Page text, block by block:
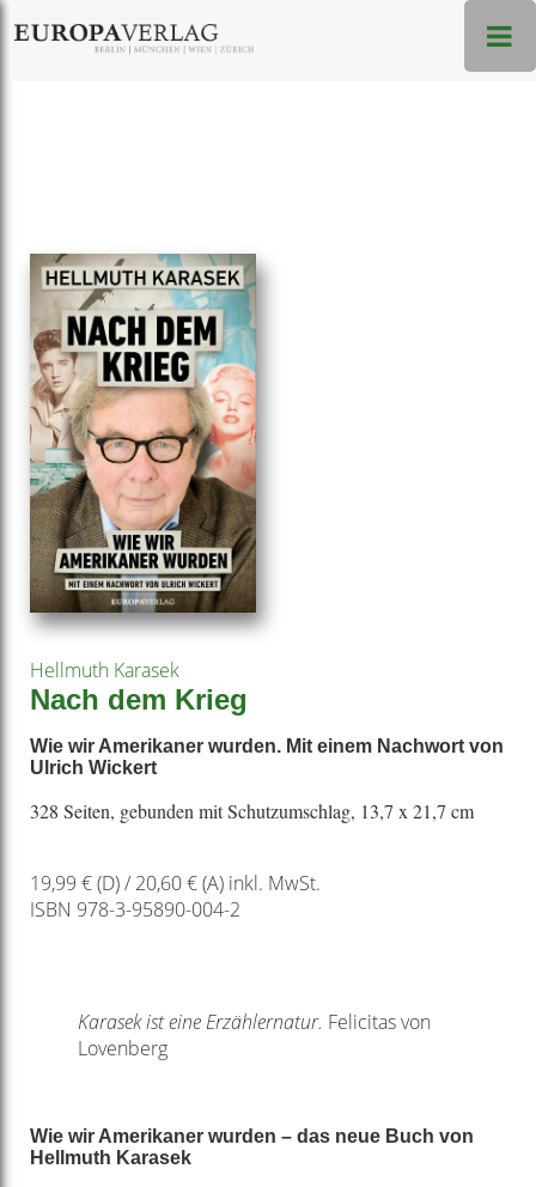
Hellmuth Karasek
Nach dem Krieg
Wie wir Amerikaner wurden. Mit einem Nachwort von
Ulrich Wickert
328 Seiten, gebunden mit Schutzumschlag, 13,7 x 21,7 cm
19,99 € (D) / 20,60 € (A) inkl. MwSt.
ISBN 978-3-95890-004-2
Karasek ist eine Erzählernatur. Felicitas von
Lovenberg
Wie wir Amerikaner wurden – das neue Buch von
Hellmuth Karasek